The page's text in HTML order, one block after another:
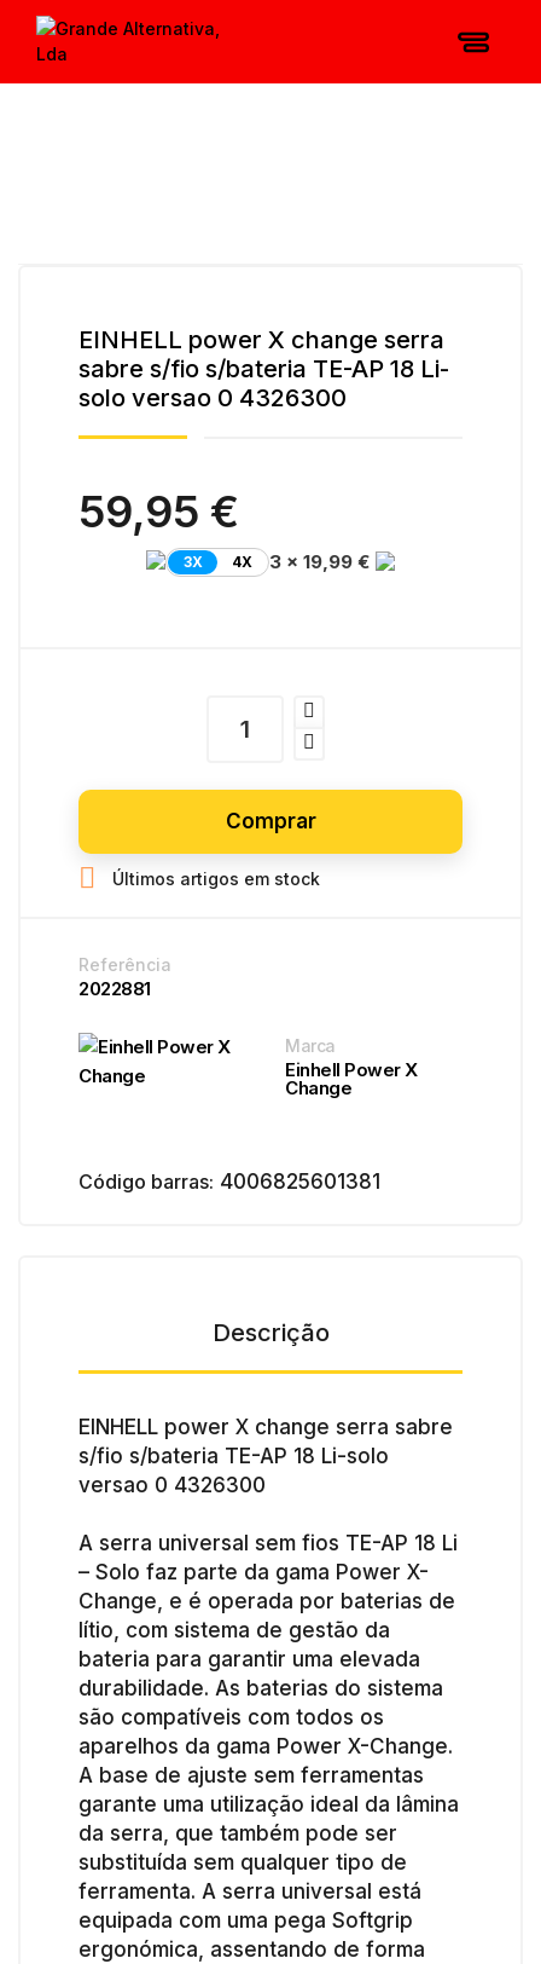
EINHELL power X change serra
sabre s/fio s/bateria TE-AP 18 Li-
solo versao 0 4326300
59,95 €
3X 4X 3 x 19,99 €
Comprar
 Últimos artigos em stock
Referência
2022881
Marca
Einhell Power X
Change
Código barras: 4006825601381
Descrição
EINHELL power X change serra sabre
s/fio s/bateria TE-AP 18 Li-solo
versao 0 4326300
A serra universal sem fios TE-AP 18 Li
– Solo faz parte da gama Power X-
Change, e é operada por baterias de
lítio, com sistema de gestão da
bateria para garantir uma elevada
durabilidade. As baterias do sistema
são compatíveis com todos os
aparelhos da gama Power X-Change.
A base de ajuste sem ferramentas
garante uma utilização ideal da lâmina
da serra, que também pode ser
substituída sem qualquer tipo de
ferramenta. A serra universal está
equipada com uma pega Softgrip
ergonómica, assentando de forma